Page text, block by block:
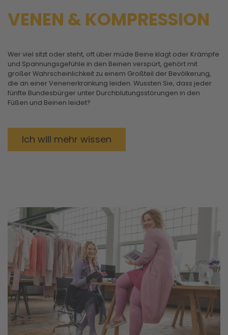
VENEN & KOMPRESSION
Wer viel sitzt oder steht, oft über müde Beine klagt oder Krämpfe
und Spannungsgefühle in den Beinen verspürt, gehört mit
großer Wahrscheinlichkeit zu einem Großteil der Bevölkerung,
die an einer Venenerkrankung leiden. Wussten Sie, dass jeder
fünfte Bundesbürger unter Durchblutungsstörungen in den
Füßen und Beinen leidet?
Ich will mehr wissen